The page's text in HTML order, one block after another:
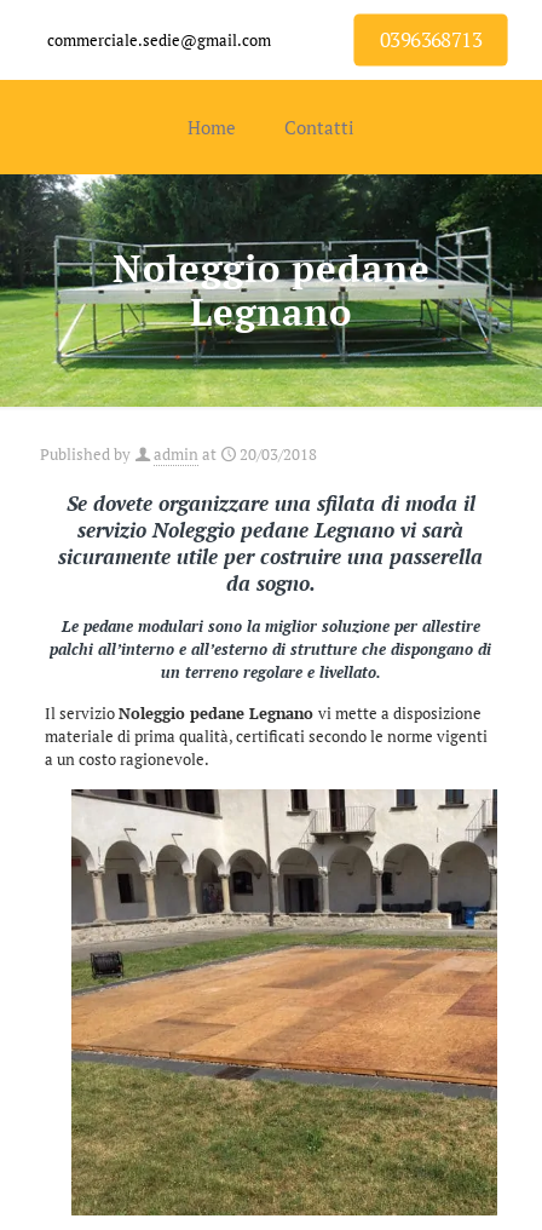
commerciale.sedie@gmail.com 0396368713
Home Contatti
Noleggio pedane
Legnano
Published by admin at 20/03/2018
Se dovete organizzare una sfilata di moda il
servizio Noleggio pedane Legnano vi sarà
sicuramente utile per costruire una passerella
da sogno.
Le pedane modulari sono la miglior soluzione per allestire
palchi all’interno e all’esterno di strutture che dispongano di
un terreno regolare e livellato.
Il servizioNoleggio pedane Legnano vi mette a disposizione
materiale di prima qualità, certificati secondo le norme vigenti
a un costo ragionevole.